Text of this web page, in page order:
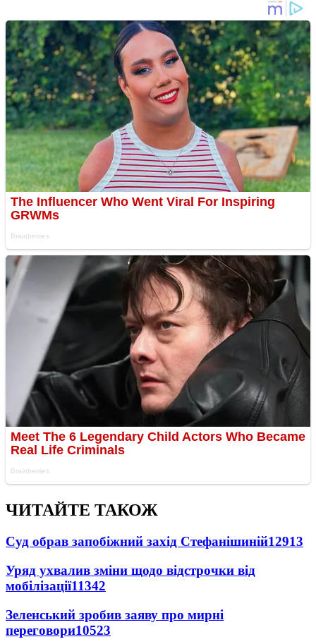
ЧИТАЙТЕ ТАКОЖ
Суд обрав запобіжний захід Стефанішиній12913
Уряд ухвалив зміни щодо відстрочки від
мобілізації11342
Зеленський зробив заяву про мирні
переговори10523